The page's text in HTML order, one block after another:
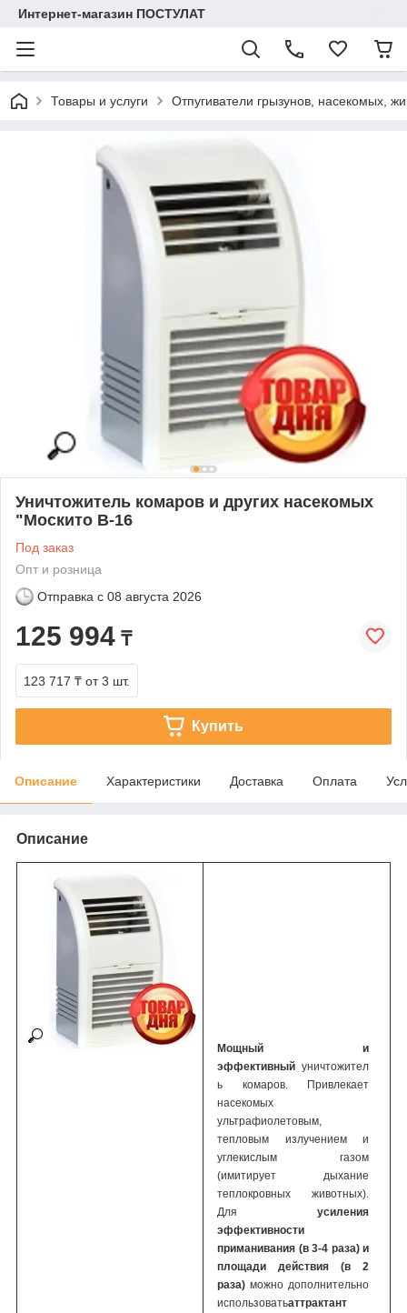
Интернет-магазин ПОСТУЛАТ
Товары и услуги Отпугиватели грызунов, насекомых,
Уничтожитель комаров и других насекомых
"Москито В-16
Под заказ
Опт и розница
Отправка с 08 августа 2026
125 994 ₸
123 717 ₸ от 3 шт.
Купить
Описание Характеристики Доставка Оплата
Описание
Мощный и
эффективный уничтожител
ь комаров. Привлекает
насекомых
ультрафиолетовым,
тепловым излучением и
углекислым газом
(имитирует дыхание
теплокровных животных).
Для
усиления
эффективности
приманивания (в 3-4 раза) и
площади действия (в 2
раза) можно дополнительно
использоватьаттрактант